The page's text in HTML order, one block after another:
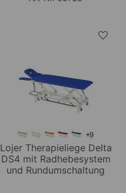
Lojer Therapieliege Delta
DS4 mit Radhebesystem
und Rundumschaltung